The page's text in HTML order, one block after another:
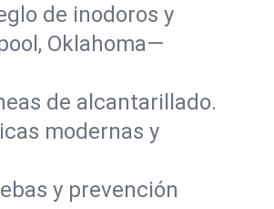
de inodoros y
Oklahoma—
de alcantarillado.
modernas y
y prevención